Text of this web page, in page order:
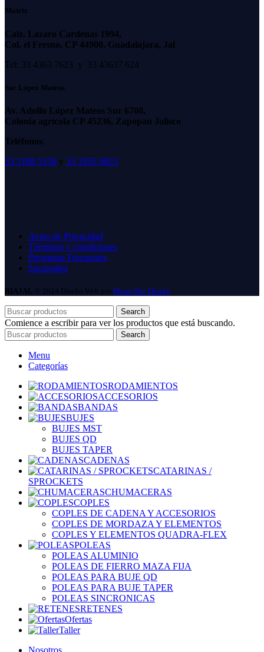
Matriz
Calz. Lazaro Cardenas 1994,
Col. el Fresno, CP 44900, Guadalajara, Jal
Tel: 33 4363 7623 y 33 43637 624
Suc López Mateos
Av. Adolfo López Mateos Sur 6700,
Colonia agrícola CP 45236, Zapopan Jalisco
Teléfonos:
33 3188 5338 y 33 1955 0823
Aviso de Privacidad
Términos y condiciones
Preguntas Frecuentes
Sucursales
RIAJAL © 2024 Diseño Web por Phase One Design
Search
Comience a escribir para ver los productos que está buscando.
Search
Menu
Categorías
RODAMIENTOS
ACCESORIOS
BANDAS
BUJES
BUJES MST
BUJES QD
BUJES TAPER
CADENAS
CATARINAS /
SPROCKETS
CHUMACERAS
COPLES
COPLES DE CADENA Y ACCESORIOS
COPLES DE MORDAZA Y ELEMENTOS
COPLES Y ELEMENTOS QUADRA-FLEX
POLEAS
POLEAS ALUMINIO
POLEAS DE FIERRO MAZA FIJA
POLEAS PARA BUJE QD
POLEAS PARA BUJE TAPER
POLEAS SINCRONICAS
RETENES
Ofertas
Taller
Nosotros